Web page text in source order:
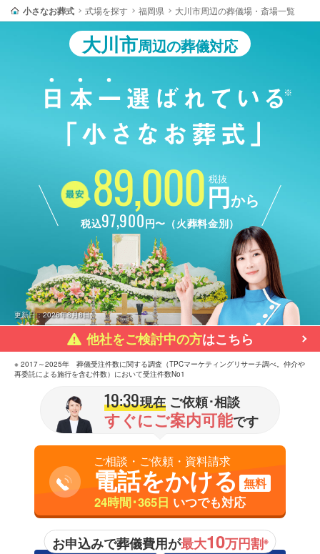
小さなお葬式 式場を探す 福岡県 大川市周辺の葬儀場・斎場一覧
大川市周辺の葬儀対応
89,000 税抜
円から
税込97,900円〜（火葬料金別）
更新日：2026年8月8日
他社をご検討中の方はこちら
※ 2017～2025年 葬儀受注件数に関する調査（TPCマーケティングリサーチ調べ。仲介や
再委託による施行を含む件数）において受注件数No1
19:39現在ご依頼･相談
すぐにご案内可能です
ご相談・ご依頼・資料請求
電話をかける 無料
24時間･365日 いつでも対応
お申込みで葬儀費用が最大10万円割※